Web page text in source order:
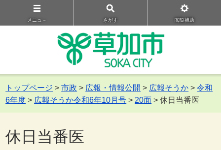
メニュ－ さがす 閲覧補助
トップページ >市政 > 広報・情報公開 > 広報そうか >令和
6年度 > 広報そうか令和6年10月号 > 20面 > 休日当番医
休日当番医